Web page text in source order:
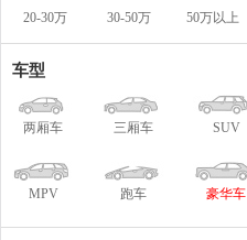
20-30万 30-50万 50万以上
车型
两厢车 三厢车 SUV
MPV 跑车 豪华车